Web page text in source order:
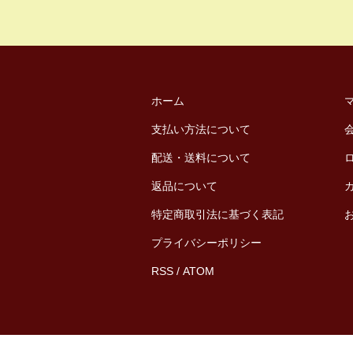
ホーム
支払い方法について
配送・送料について
返品について
特定商取引法に基づく表記
プライバシーポリシー
RSS/ ATOM